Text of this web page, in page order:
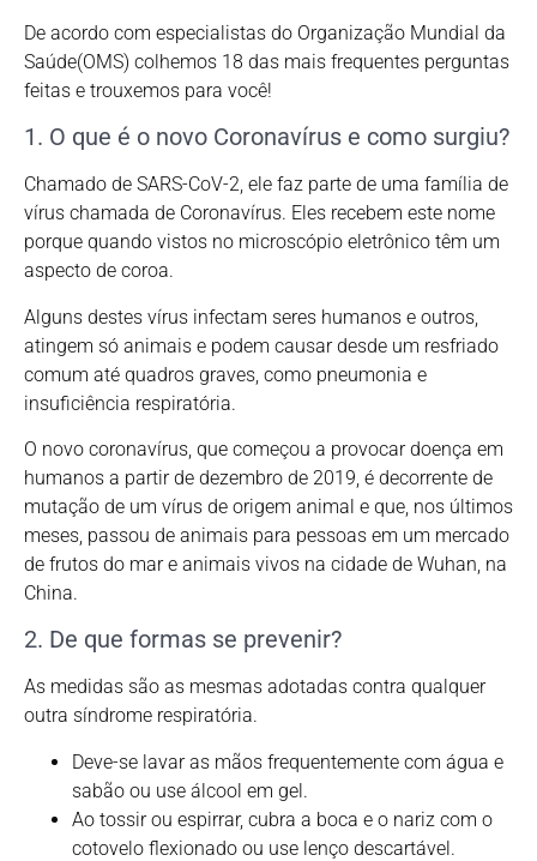
De acordo com especialistas do Organização Mundial da
Saúde(OMS) colhemos 18 das mais frequentes perguntas
feitas e trouxemos para você!
1. O que é o novo Coronavírus e como surgiu?
Chamado de SARS-CoV-2, ele faz parte de uma família de
vírus chamada de Coronavírus. Eles recebem este nome
porque quando vistos no microscópio eletrônico têm um
aspecto de coroa.
Alguns destes vírus infectam seres humanos e outros,
atingem só animais e podem causar desde um resfriado
comum até quadros graves, como pneumonia e
insuficiência respiratória.
O novo coronavírus, que começou a provocar doença em
humanos a partir de dezembro de 2019, é decorrente de
mutação de um vírus de origem animal e que, nos últimos
meses, passou de animais para pessoas em um mercado
de frutos do mar e animais vivos na cidade de Wuhan, na
China.
2. De que formas se prevenir?
As medidas são as mesmas adotadas contra qualquer
outra síndrome respiratória.
Deve-se lavar as mãos frequentemente com água e
sabão ou use álcool em gel.
Ao tossir ou espirrar, cubra a boca e o nariz com o
cotovelo flexionado ou use lenço descartável.